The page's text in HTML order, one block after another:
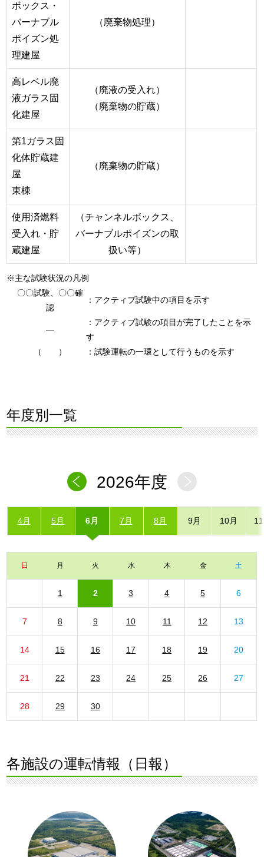
ボックス・
バーナブル
ポイズン処
理建屋
（廃棄物処理）
高レベル廃
液ガラス固
化建屋
（廃液の受入れ）
（廃棄物の貯蔵）
第1ガラス固
化体貯蔵建
屋
東棟
（廃棄物の貯蔵）
使用済燃料
受入れ・貯
蔵建屋
（チャンネルボックス、
バーナブルポイズンの取
扱い等）
※主な試験状況の凡例
〇〇試験、〇〇確
認
：アクティブ試験中の項目を示す
―
：アクティブ試験の項目が完了したことを示
す
（ ）
：試験運転の一環として行うものを示す
年度別一覧
2026年度
4月 5月 6月 7月 8月 9月 10月
日 月 火 水 木 金 土
1 2 3 4 5 6
7 8 9 10 11 12 13
14 15 16 17 18 19 20
21 22 23 24 25 26 27
28 29 30
各施設の運転情報（日報）